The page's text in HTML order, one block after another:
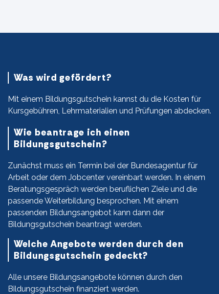
Was wird gefördert?
Mit einem Bildungsgutschein kannst du die Kosten für
Kursgebühren, Lehrmaterialien und Prüfungen abdecken.
Wie beantrage ich einen
Bildungsgutschein?
Zunächst muss ein Termin bei der Bundesagentur für
Arbeit oder dem Jobcenter vereinbart werden. In einem
Beratungsgespräch werden beruflichen Ziele und die
passende Weiterbildung besprochen. Mit einem
passenden Bildungsangebot kann dann der
Bildungsgutschein beantragt werden.
Welche Angebote werden durch den
Bildungsgutschein gedeckt?
Alle unsere Bildungsangebote können durch den
Bildungsgutschein finanziert werden.